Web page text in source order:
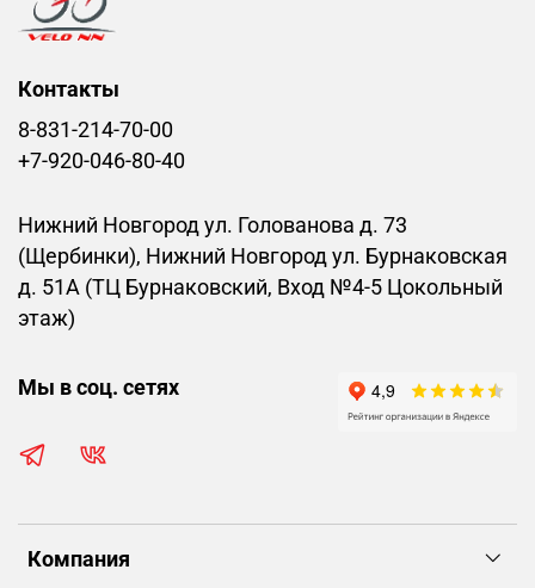
Компания
Контакты
8-831-214-70-00
+7-920-046-80-40
Нижний Новгород ул. Голованова д. 73
(Щербинки), Нижний Новгород ул. Бурнаковская
д. 51А (ТЦ Бурнаковский, Вход №4-5 Цокольный
этаж)
Мы в соц. сетях